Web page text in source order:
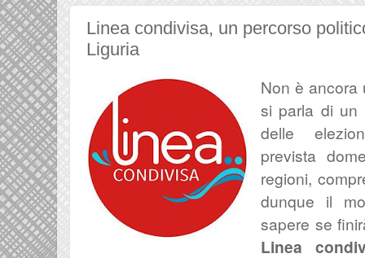
Linea condivisa, un percorso
Liguria
Non è ancora
si parla di un
delle
prevista
regioni,
dunque il
sapere se
Linea